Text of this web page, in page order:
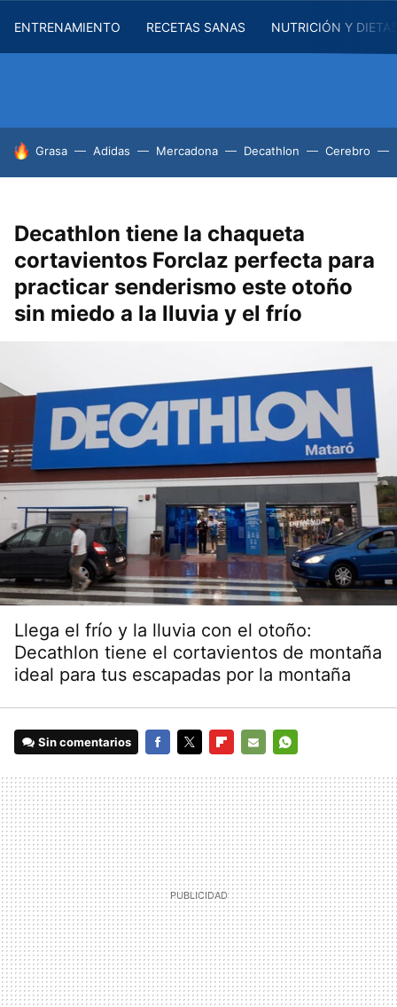
ENTRENAMIENTO RECETAS SANAS NUTRICIÓN Y
HOY SE HABLA DE
Grasa Adidas Mercadona Decathlon Cerebro
Decathlon tiene la chaqueta
cortavientos Forclaz perfecta para
practicar senderismo este otoño
sin miedo a la lluvia y el frío
Llega el frío y la lluvia con el otoño:
Decathlon tiene el cortavientos de montaña
ideal para tus escapadas por la montaña
Sin comentarios
MAIL